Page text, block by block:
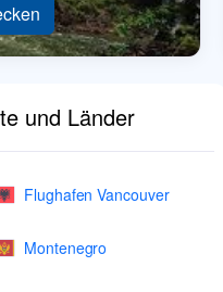
und Länder
Flughafen Vancouver
Montenegro